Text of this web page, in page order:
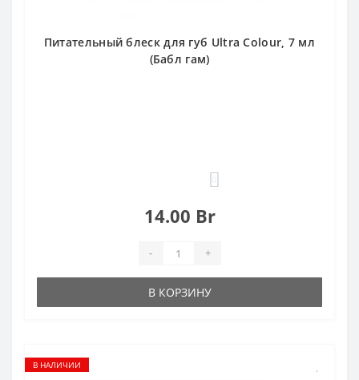
Питательный блеск для губ Ultra Colour, 7 мл
(Бабл гам)
14.00 Br
- +
В КОРЗИНУ
В НАЛИЧИИ